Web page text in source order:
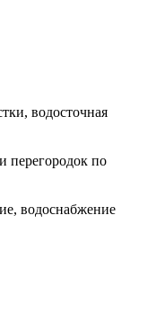
водосточная
перегородок по
водоснабжение